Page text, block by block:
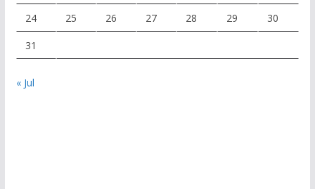
24 25 26 27 28 29 30
31
« Jul